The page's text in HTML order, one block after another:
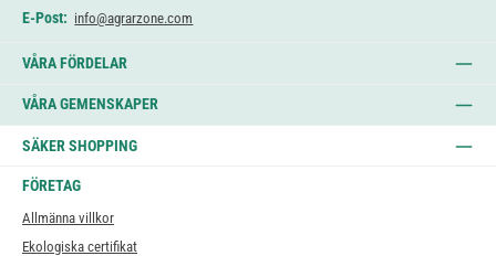
E-Post: info@agrarzone.com
VÅRA FÖRDELAR
VÅRA GEMENSKAPER
SÄKER SHOPPING
FÖRETAG
Allmänna villkor
Ekologiska certifikat